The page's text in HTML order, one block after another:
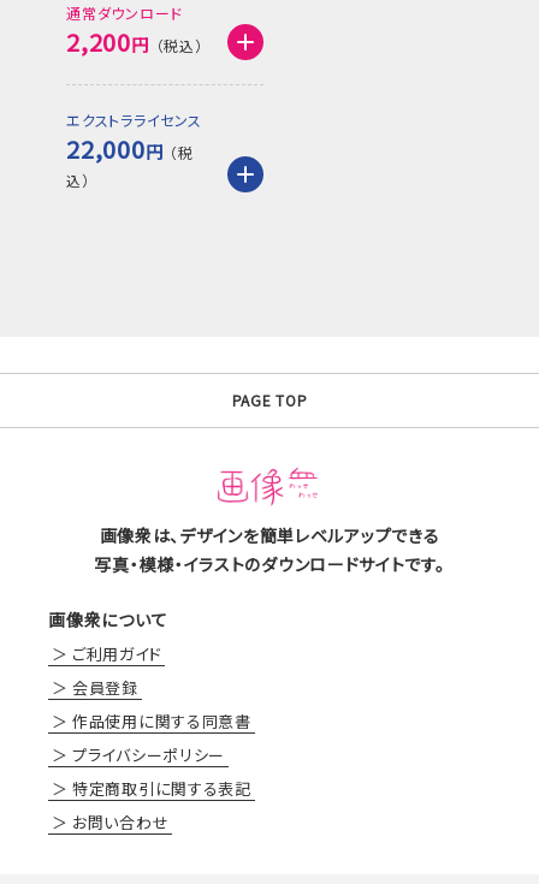
通常ダウンロード
2,200円
エクストラライセンス
22,000円
PAGE TOP
画像衆は、デザインを簡単レベルアップできる
写真・模様・イラストのダウンロードサイトです。
画像衆について
ご利用ガイド
会員登録
作品使用に関する同意書
プライバシーポリシー
特定商取引に関する表記
お問い合わせ